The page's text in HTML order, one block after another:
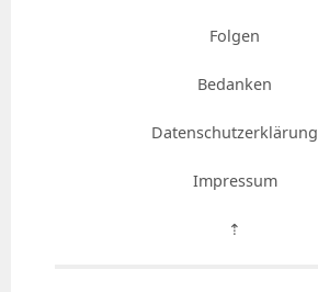
Folgen
Bedanken
Datenschutzerklärung
Impressum
⇡